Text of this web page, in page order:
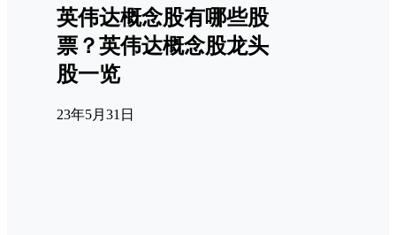
英伟达概念股有哪些股
票？英伟达概念股龙头
股一览
23年5月31日